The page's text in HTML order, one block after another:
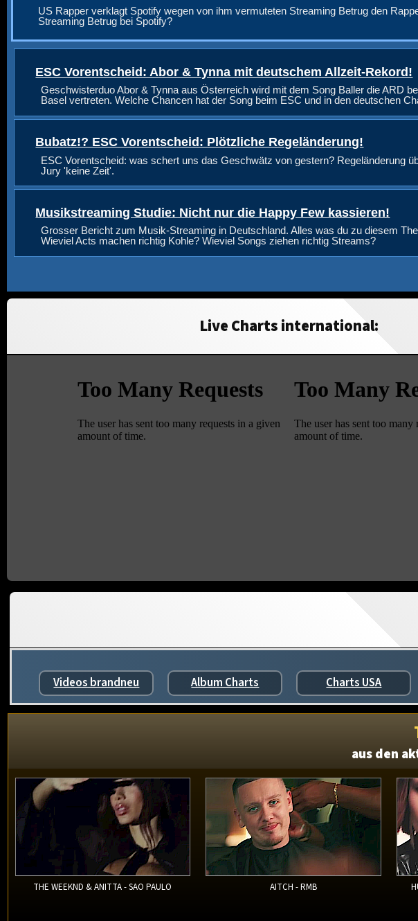
US Rapper verklagt Spotify wegen von ihm vermuteten Streaming Betrug den
Streaming Betrug bei Spotify?
ESC Vorentscheid: Abor & Tynna mit deutschem Allzeit-Rekord!
Geschwisterduo Abor & Tynna aus Österreich wird mit dem Song Baller die ARD
Basel vertreten. Welche Chancen hat der Song beim ESC und in den deutschen
Bubatz!? ESC Vorentscheid: Plötzliche Regeländerung!
ESC Vorentscheid: was schert uns das Geschwätz von gestern? Regeländerung
Jury 'keine Zeit'.
Musikstreaming Studie: Nicht nur die Happy Few kassieren!
Grosser Bericht zum Musik-Streaming in Deutschland. Alles was du zu diesem
Wieviel Acts machen richtig Kohle? Wieviel Songs ziehen richtig Streams?
Live Charts international:
Videos brandneu Album Charts Charts USA
aus den
THE WEEKND & ANITTA - SAO PAULO AITCH - RMB